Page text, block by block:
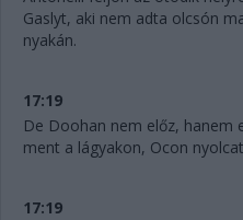
Gaslyt, aki nem adta olcsón
nyakán.
17:19
De Doohan nem előz, hanem
ment a lágyakon, Ocon
17:19